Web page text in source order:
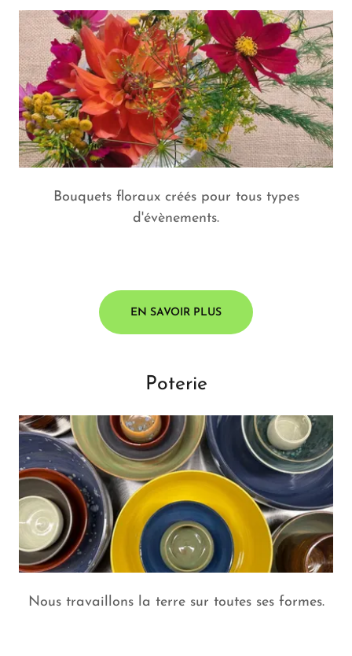
Bouquets floraux créés pour tous types
d'évènements.
EN SAVOIR PLUS
Poterie
Nous travaillons la terre sur toutes ses formes.